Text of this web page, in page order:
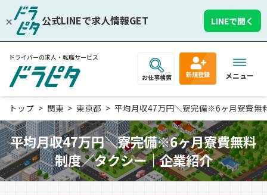
公式LINEで求人情報GET LINEで開く
ドライバーの求人・転職サービス
お仕事検索 新規登録 メニュー
トップ 関東 東京都 平均月収47万円＼寮完備※6ヶ月寮費無
平均月収47万円＼寮完備※6ヶ月寮費無料
制度／タクシー｜企業紹介